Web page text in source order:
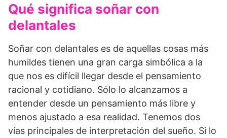
Qué significa soñar con
delantales
Soñar con delantales es de aquellas cosas más
humildes tienen una gran carga simbólica a la
que nos es difícil llegar desde el pensamiento
racional y cotidiano. Sólo lo alcanzamos a
entender desde un pensamiento más libre y
menos ajustado a esa realidad. Tenemos dos
vías principales de interpretación del sueño. Si lo